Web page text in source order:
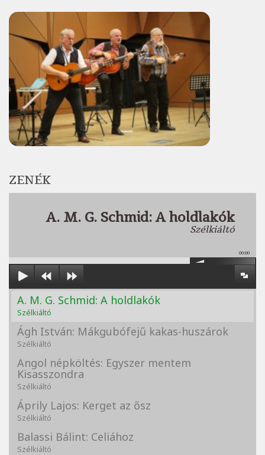
ZENÉK
A. M. G. Schmid: A holdlakók
Szélkiáltó
00:00
A. M. G. Schmid: A holdlakók
Szélkiáltó
Ágh István: Mákgubófejű kakas-huszárok
Szélkiáltó
Angol népköltés: Egyszer mentem
Kisasszondra
Szélkiáltó
Áprily Lajos: Kerget az ősz
Szélkiáltó
Balassi Bálint: Celiához
Szélkiáltó